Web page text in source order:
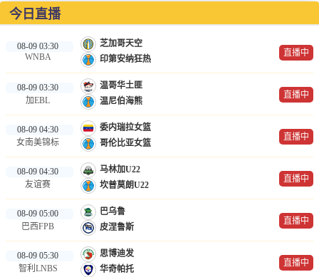
篮球新闻
今日直播
08-09 03:30
WNBA
芝加哥天空
印第安纳狂热
直播中
08-09 03:30
加EBL
温哥华土匪
温尼伯海熊
直播中
08-09 04:30
女南美锦标
委内瑞拉女篮
哥伦比亚女篮
直播中
08-09 04:30
友谊赛
马林加U22
坎普莫朗U22
直播中
08-09 05:00
巴西FPB
巴乌鲁
皮涅鲁斯
直播中
08-09 05:30
智利LNBS
思博迪发
华奇帕托
直播中